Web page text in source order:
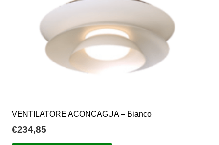
VENTILATORE ACONCAGUA – Bianco
€234,85